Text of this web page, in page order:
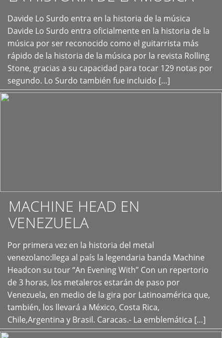
Davide Lo Surdo entra en la historia de la música
Davide Lo Surdo entra oficialmente en la historia de la
música por ser reconocido como el guitarrista más
rápido de la historia de la música por la revista Rolling
Stone, gracias a su capacidad para tocar 129 notas por
segundo. Lo Surdo también fue incluido […]
+
MACHINE HEAD EN
VENEZUELA
Por primera vez en la historia del metal
venezolano:llega al país la legendaria banda Machine
Headcon su tour “An Evening With” Con un repertorio
de 3 horas, los metaleros estarán de paso por
Venezuela, en medio de la gira por Latinoamérica que,
también, los llevará a México, Costa Rica,
Chile,Argentina y Brasil. Caracas.- La emblemática […]
+